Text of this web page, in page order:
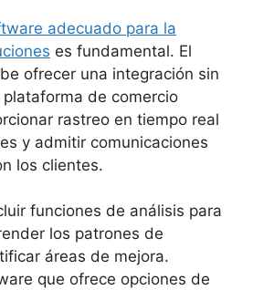
adecuado para la
es fundamental. El
ofrecer una integración sin
de comercio
rastreo en tiempo real
y admitir comunicaciones
los clientes.
funciones de análisis para
los patrones de
áreas de mejora.
que ofrece opciones de